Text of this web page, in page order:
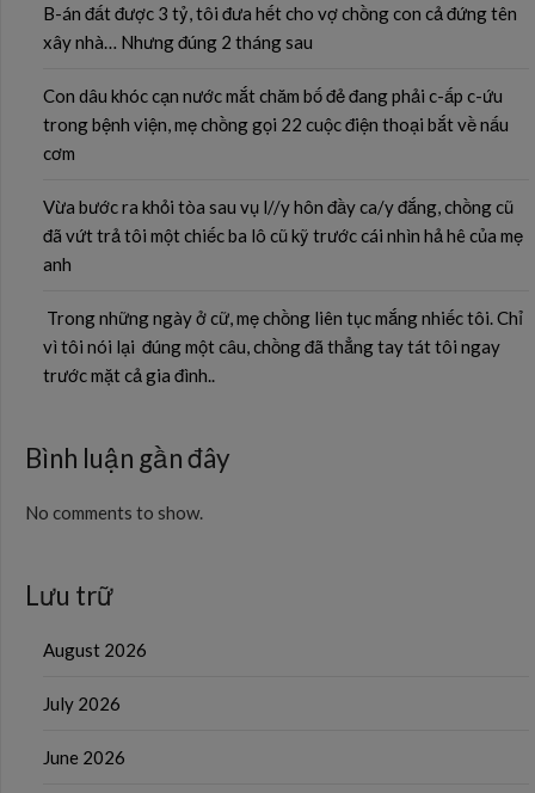
B-án đất được 3 tỷ, tôi đưa hết cho vợ chồng con cả đứng tên
xây nhà… Nhưng đúng 2 tháng sau
Con dâu khóc cạn nước mắt chăm bố đẻ đang phải c-ấp c-ứu
trong bệnh viện, mẹ chồng gọi 22 cuộc điện thoại bắt về nấu
cơm
Vừa bước ra khỏi tòa sau vụ l//y hôn đầy ca/y đắng, chồng cũ
đã vứt trả tôi một chiếc ba lô cũ kỹ trước cái nhìn hả hê của mẹ
anh
Trong những ngày ở cữ, mẹ chồng liên tục mắng nhiếc tôi. Chỉ
vì tôi nói lại đúng một câu, chồng đã thẳng tay tát tôi ngay
trước mặt cả gia đình..
Bình luận gần đây
No comments to show.
Lưu trữ
August 2026
July 2026
June 2026